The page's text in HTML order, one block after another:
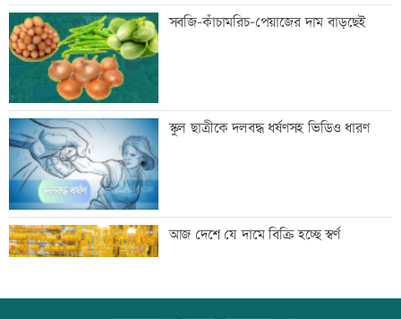
গুরুত্বপূর্ণ ব্যক্তিদের নিয়ে অপপ্রচারের বিরুদ্ধে
সতর্ক করল পুলিশ
নিরাপত্তা পেলে দেশে ফিরতে চান সাকিব
সাকিবের দেশে ফেরার সুযোগ নেই: ক্রীড়া
প্রতিমন্ত্রী
সবজি-কাঁচামরিচ-পেয়াজের দাম বাড়ছেই
স্কুল ছাত্রীকে দলবদ্ধ ধর্ষণসহ ভিডিও ধারণ
আজ দেশে যে দামে বিক্রি হচ্ছে স্বর্ণ